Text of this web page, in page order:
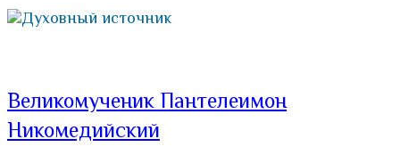
Духовный источник
Великомученик Пантелеимон
Никомедийский